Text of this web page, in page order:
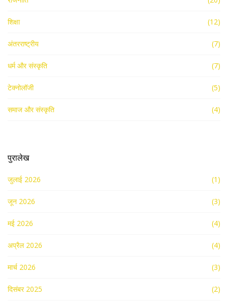
शिक्षा (12)
अंतरराष्ट्रीय (7)
धर्म और संस्कृति (7)
टेक्नोलॉजी (5)
समाज और संस्कृति (4)
पुरालेख
जुलाई 2026 (1)
जून 2026 (3)
मई 2026 (4)
अप्रैल 2026 (4)
मार्च 2026 (3)
दिसंबर 2025 (2)